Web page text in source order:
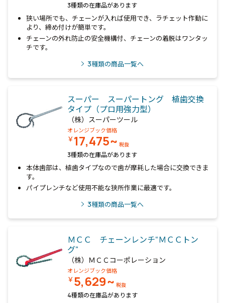
3種類の在庫品があります
狭い場所でも、チェーンが入れば使用でき、ラチェット作動に
より、締め付けが簡単です。
チェーンの外れ防止の安全機構付、チェーンの着脱はワンタッ
チです。
3種類の商品一覧へ
スーパー スーパートング 植歯交換
タイプ（プロ用強力型）
（株）スーパーツール
オレンジブック価格
￥17,475~ 税抜
3種類の在庫品があります
本体歯部は、植歯タイプなので歯が摩耗した場合に交換できま
す。
パイプレンチなど使用不能な狭所作業に最適です。
3種類の商品一覧へ
ＭＣＣ チェーンレンチ“ＭＣＣトン
グ”
（株）ＭＣＣコーポレーション
オレンジブック価格
￥5,629~ 税抜
4種類の在庫品があります